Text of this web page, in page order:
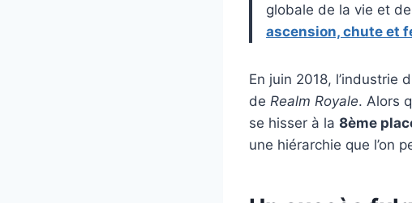
globale de la vie et
ascension, chute et
En juin 2018, l’industrie
de Realm Royale. Alors
se hisser à la 8ème
une hiérarchie que l’on